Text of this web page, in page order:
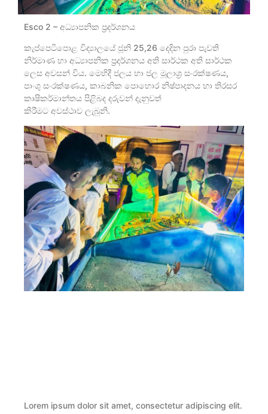
Esco 2 – අධ්‍යාපනික ප්‍රදර්ශනය
කැප්පෙටිපොළ විද්‍යාලයේ ජූනි 25,26 දෙදින පුරා පැවති
නිර්මාණ හා අධ්‍යාපනික ප්‍රදර්ශනය අති සාර්ථක අති සාර්ථක
ලෙස අවසන් විය. මෙහිදී ජලය හා ජල මූලාශ්‍ර සංරක්ෂණය,
පාංශු සංරක්ෂණය, කාබනික පොහොර නිෂ්පාදනය හා තිරසර
කෘෂිකර්මාන්තය පිළිබද දරුවන් දැනුවත්
කිරීමට අවස්ථාව ලැබුනි.
Lorem ipsum dolor sit amet, consectetur adipiscing elit.